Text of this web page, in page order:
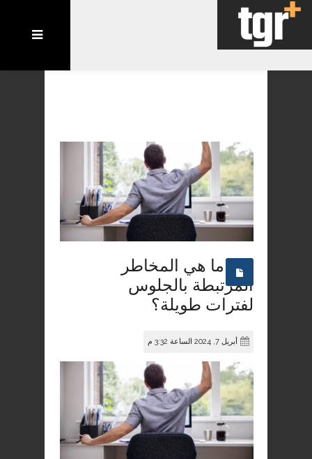
ما هي المخاطر
المرتبطة بالجلوس
لفترات طويلة؟
أبريل 7, 2024 الساعة 3:32 م